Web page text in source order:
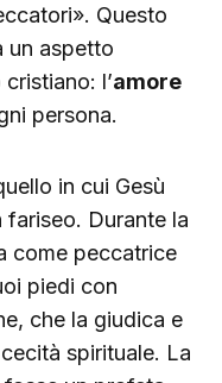
Questo
un aspetto
l’amore
persona.
in cui Gesù
Durante la
come peccatrice
piedi con
che la giudica e
spirituale. La